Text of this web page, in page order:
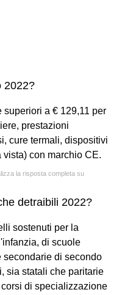
2022?
superiori a € 129,11 per
prestazioni
cure termali, dispositivi
con marchio CE.
la risposta completa su
detraibili 2022?
sostenuti per la
di scuole
secondarie di secondo
sia statali che paritarie
di specializzazione